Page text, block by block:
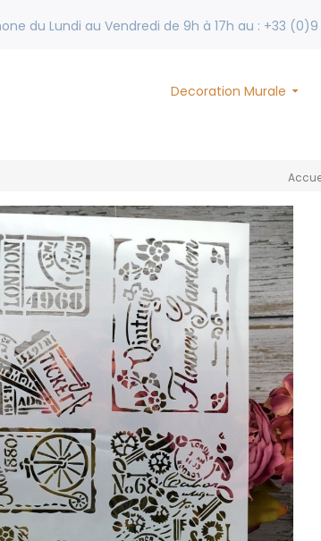
du Lundi au Vendredi de 9h à 17h au : +33 (0)9
Decoration Murale